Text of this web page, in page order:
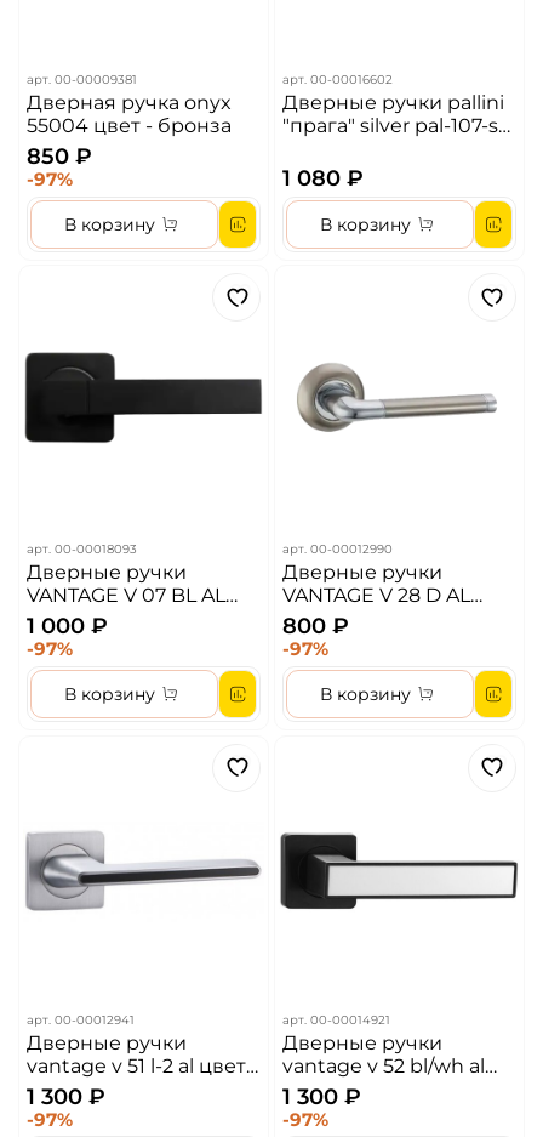
арт. 00-00009381
Дверная ручка onyx
55004 цвет - бронза
850 ₽
-97%
В корзину
арт. 00-00016602
Дверные ручки pallini
"прага" silver pal-107-s
никель
1 080 ₽
В корзину
арт. 00-00018093
Дверные ручки
VANTAGE V 07 BL AL
Цвет- Черный
1 000 ₽
-97%
В корзину
арт. 00-00012990
Дверные ручки
VANTAGE V 28 D AL
Цвет- Матовый никель
800 ₽
-97%
В корзину
арт. 00-00012941
Дверные ручки
vantage v 51 l-2 al цвет-
матовый хром
1 300 ₽
-97%
арт. 00-00014921
Дверные ручки
vantage v 52 bl/wh al
цвет- черный
1 300 ₽
-97%